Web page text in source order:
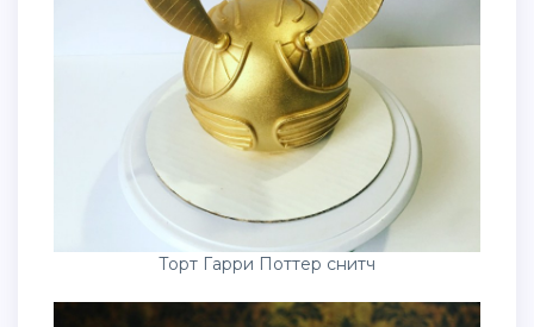
Торт Гарри Поттер снитч